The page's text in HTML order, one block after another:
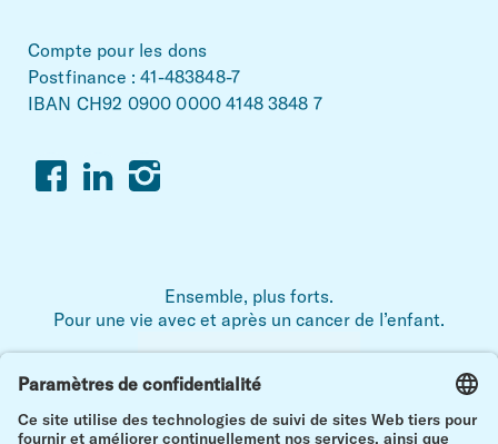
Compte pour les dons
Postfinance : 41-483848-7
IBAN CH92 0900 0000 4148 3848 7
FacebookLinkedinInstagram
Ensemble, plus forts.
Pour une vie avec et après un cancer de l’enfant.